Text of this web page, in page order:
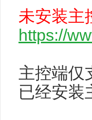
未安装主
https://
主控端仅
已经安装